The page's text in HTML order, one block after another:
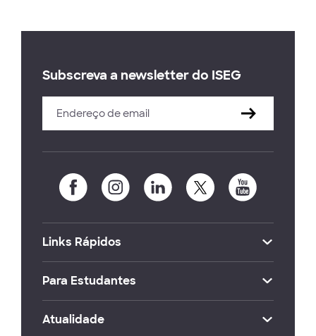
Subscreva a newsletter do ISEG
Links Rápidos
Para Estudantes
Atualidade